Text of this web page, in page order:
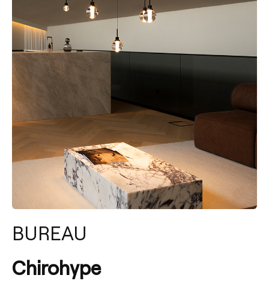
BUREAU
Chirohype